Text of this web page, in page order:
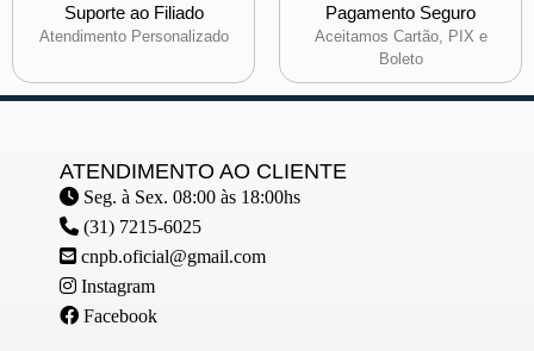
Suporte ao Filiado
Atendimento Personalizado
Pagamento Seguro
Aceitamos Cartão, PIX e
Boleto
ATENDIMENTO AO CLIENTE
Seg. à Sex. 08:00 às 18:00hs
(31) 7215-6025
cnpb.oficial@gmail.com
Instagram
Facebook